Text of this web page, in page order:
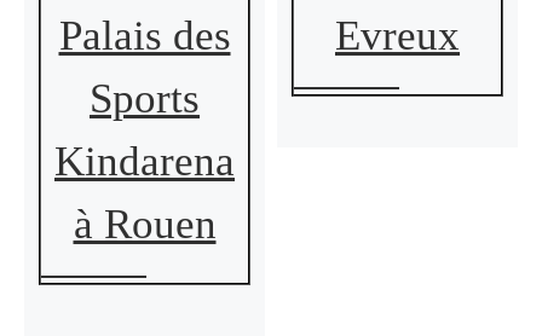
Palais des
Sports
Kindarena
à Rouen
Evreux